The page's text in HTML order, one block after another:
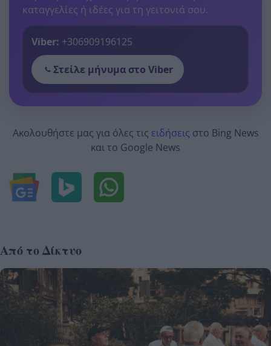
καταγγελίες ή ιδέες για τη γειτονιά σου.
Viber: +306909196125
Στείλε μήνυμα στο Viber
Ακολουθήστε μας για όλες τις ειδήσεις στο Bing News
και το Google News
Από το Δίκτυο